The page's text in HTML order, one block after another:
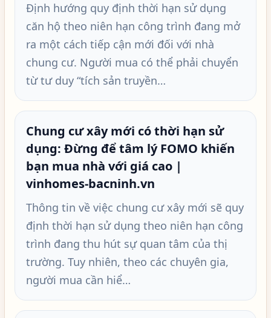
Định hướng quy định thời hạn sử dụng
căn hộ theo niên hạn công trình đang mở
ra một cách tiếp cận mới đối với nhà
chung cư. Người mua có thể phải chuyển
từ tư duy “tích sản truyền…
Chung cư xây mới có thời hạn sử
dụng: Đừng để tâm lý FOMO khiến
bạn mua nhà với giá cao |
vinhomes-bacninh.vn
Thông tin về việc chung cư xây mới sẽ quy
định thời hạn sử dụng theo niên hạn công
trình đang thu hút sự quan tâm của thị
trường. Tuy nhiên, theo các chuyên gia,
người mua cần hiể…